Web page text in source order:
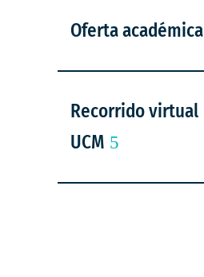
Oferta académica
Recorrido virtual
UCM